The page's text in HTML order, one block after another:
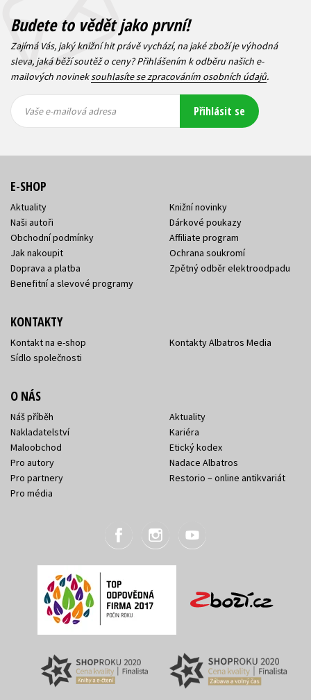
Budete to vědět jako první!
Zajímá Vás, jaký knižní hit právě vychází, na jaké zboží je výhodná
sleva, jaká běží soutěž o ceny? Přihlášením k odběru našich e-
mailových novineksouhlasíte se zpracováním osobních údajů.
mailová
mailová
Vaše e-mailová adresa Přihlásit se
E-SHOP
Aktuality
Naši autoři
Obchodní podmínky
Jak nakoupit
Doprava a platba
Benefitní a slevové programy
Knižní novinky
Dárkové poukazy
Affiliate program
Ochrana soukromí
Zpětný odběr elektroodpadu
KONTAKTY
Kontakt na e-shop
Sídlo společnosti
Kontakty Albatros Media
O NÁS
Náš příběh
Nakladatelství
Maloobchod
Pro autory
Pro partnery
Pro média
Aktuality
Kariéra
Etický kodex
Nadace Albatros
Restorio – online antikvariát